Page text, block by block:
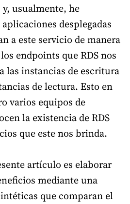
usualmente, he
desplegadas
a este servicio de manera
endpoints que RDS nos
las instancias de escritura
de lectura. Esto en
varios equipos de
la existencia de RDS
que este nos brinda.
artículo es elaborar
mediante una
que comparan el